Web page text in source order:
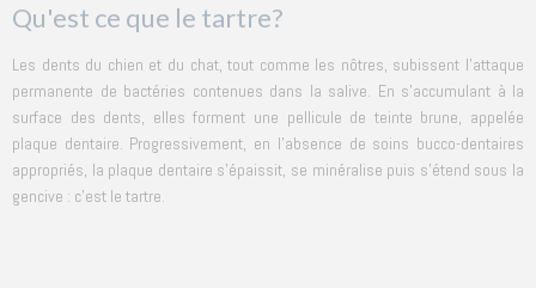
Qu'est ce que le tartre?
Les dents du chien et du chat, tout comme les nôtres, subissent l’attaque
permanente de bactéries contenues dans la salive. En s’accumulant à la
surface des dents, elles forment une pellicule de teinte brune, appelée
plaque dentaire. Progressivement, en l’absence de soins bucco-dentaires
appropriés, la plaque dentaire s’épaissit, se minéralise puis s’étend sous la
gencive : c'est le tartre.